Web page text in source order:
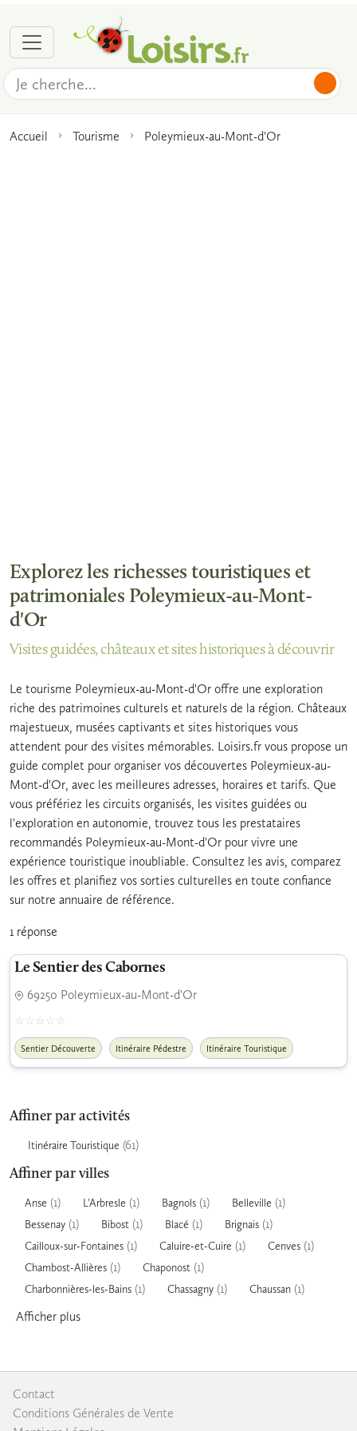
Accueil Tourisme Poleymieux-au-Mont-d'Or
Affiner par activités
Itinéraire Touristique (61)
Affiner par villes
Anse (1) L'Arbresle (1) Bagnols (1) Belleville (1)
Bessenay (1) Bibost (1) Blacé (1) Brignais (1)
Cailloux-sur-Fontaines (1) Caluire-et-Cuire (1) Cenves (1)
Chambost-Allières (1) Chaponost (1)
Charbonnières-les-Bains (1) Chassagny (1) Chaussan (1)
Afficher plus
Explorez les richesses touristiques et
patrimoniales Poleymieux-au-Mont-
d'Or
Visites guidées, châteaux et sites historiques à découvrir
Le tourisme Poleymieux-au-Mont-d'Or offre une exploration
riche des patrimoines culturels et naturels de la région. Châteaux
majestueux, musées captivants et sites historiques vous
attendent pour des visites mémorables. Loisirs.fr vous propose un
guide complet pour organiser vos découvertes Poleymieux-au-
Mont-d'Or, avec les meilleures adresses, horaires et tarifs. Que
vous préfériez les circuits organisés, les visites guidées ou
l'exploration en autonomie, trouvez tous les prestataires
recommandés Poleymieux-au-Mont-d'Or pour vivre une
expérience touristique inoubliable. Consultez les avis, comparez
les offres et planifiez vos sorties culturelles en toute confiance
sur notre annuaire de référence.
1 réponse
Le Sentier des Cabornes
69250 Poleymieux-au-Mont-d'Or
Sentier Découverte Itinéraire Pédestre Itinéraire Touristique
Contact
Conditions Générales de Vente